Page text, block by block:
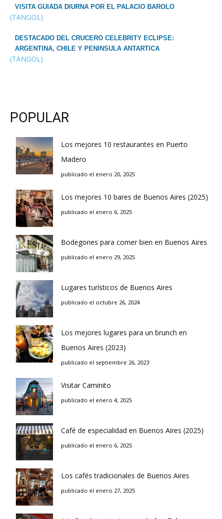
VISITA GUIADA DIURNA POR EL PALACIO BAROLO
(TANGOL)
DESTACADO DEL CRUCERO CELEBRITY ECLIPSE:
ARGENTINA, CHILE Y PENINSULA ANTARTICA
(TANGOL)
POPULAR
Los mejores 10 restaurantes en Puerto
Madero
publicado el enero 20, 2025
Los mejores 10 bares de Buenos Aires (2025)
publicado el enero 6, 2025
Bodegones para comer bien en Buenos Aires
publicado el enero 29, 2025
Lugares turísticos de Buenos Aires
publicado el octubre 26, 2024
Los mejores lugares para un brunch en
Buenos Aires (2023)
publicado el septiembre 26, 2023
Visitar Caminito
publicado el enero 4, 2025
Café de especialidad en Buenos Aires (2025)
publicado el enero 6, 2025
Los cafés tradicionales de Buenos Aires
publicado el enero 27, 2025